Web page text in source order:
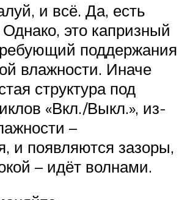
и всё. Да, есть
это капризный
поддержания
влажности. Иначе
структура под
«Вкл./Выкл.», из-
–
и появляются зазоры,
– идёт волнами.